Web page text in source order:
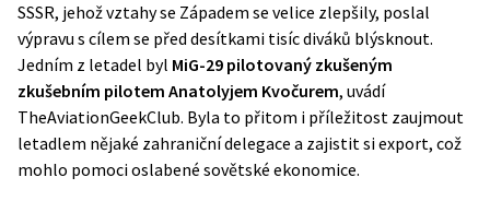
SSSR, jehož vztahy se Západem se velice zlepšily, poslal
výpravu s cílem se před desítkami tisíc diváků blýsknout.
Jedním z letadel byl MiG-29 pilotovaný zkušeným
zkušebním pilotem Anatolyjem Kvočurem, uvádí
TheAviationGeekClub. Byla to přitom i příležitost zaujmout
letadlem nějaké zahraniční delegace a zajistit si export, což
mohlo pomoci oslabené sovětské ekonomice.